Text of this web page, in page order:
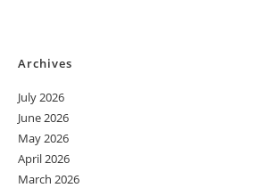
Archives
July 2026
June 2026
May 2026
April 2026
March 2026